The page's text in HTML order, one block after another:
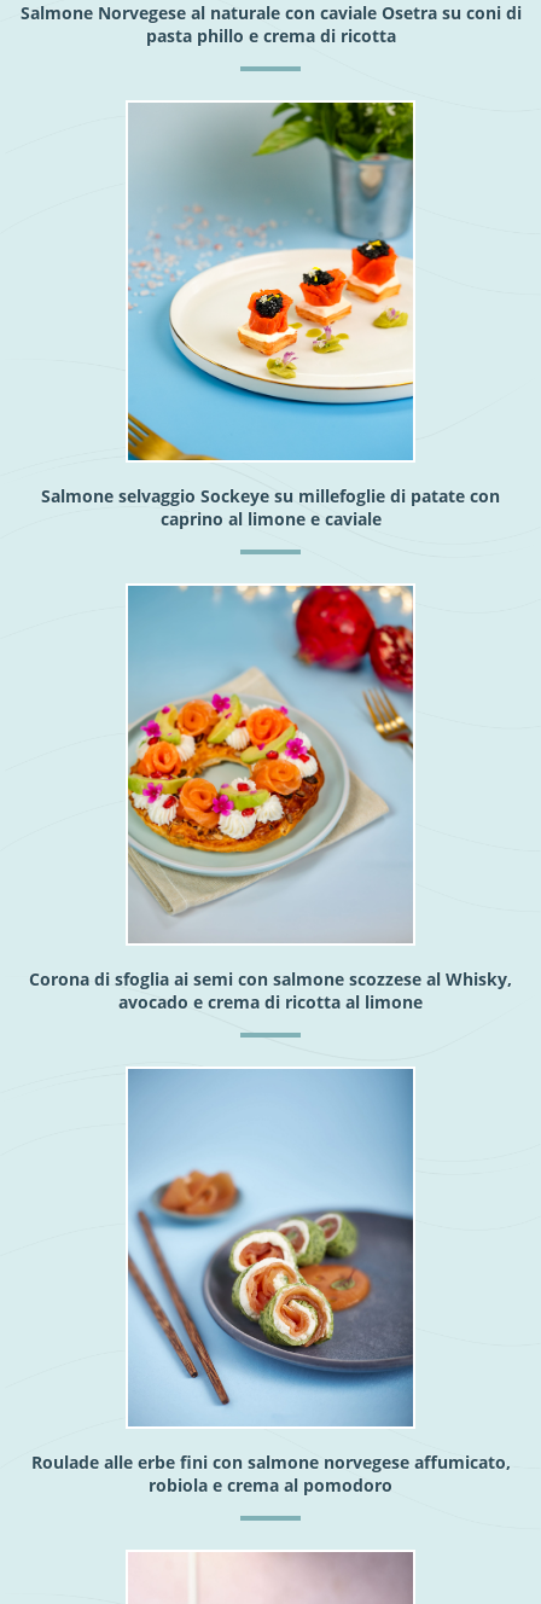
Salmone Norvegese al naturale con caviale Osetra su coni di
pasta phillo e crema di ricotta
Salmone selvaggio Sockeye su millefoglie di patate con
caprino al limone e caviale
Corona di sfoglia ai semi con salmone scozzese al Whisky,
avocado e crema di ricotta al limone
Roulade alle erbe fini con salmone norvegese affumicato,
robiola e crema al pomodoro